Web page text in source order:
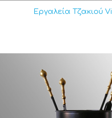
Εργαλεία Tζακιού